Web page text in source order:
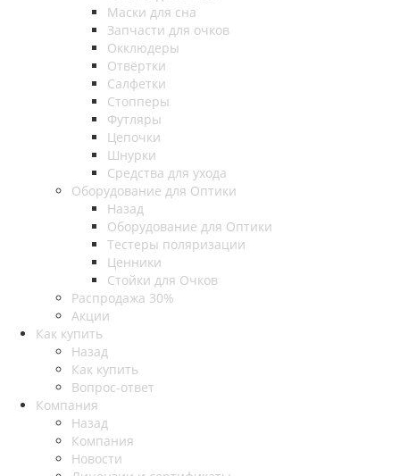
Маски для сна
Запчасти для очков
Окклюдеры
Отвёртки
Салфетки
Стопперы
Футляры
Цепочки
Шнурки
Средства для ухода
Оборудование для Оптики
Назад
Оборудование для Оптики
Тестеры поляризации
Ценники
Стойки для Очков
Распродажа 30%
Акции
Как купить
Назад
Как купить
Вопрос-ответ
Компания
Назад
Компания
Новости